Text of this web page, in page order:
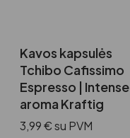
Kavos kapsulės
Tchibo Cafissimo
Espresso | Intense
aroma Kraftig
3,99€su PVM